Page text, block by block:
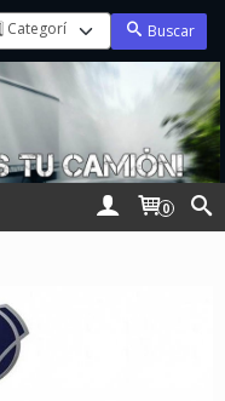
Buscar
0